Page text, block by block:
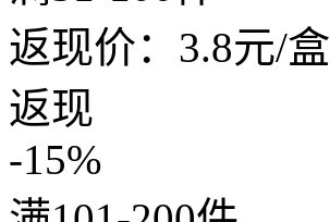
返现价： 3.8元/盒
返现
-15%